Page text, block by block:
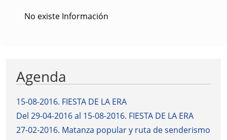
No existe Información
Agenda
15-08-2016. FIESTA DE LA ERA
Del 29-04-2016 al 15-08-2016. FIESTA DE LA ERA
27-02-2016. Matanza popular y ruta de senderismo